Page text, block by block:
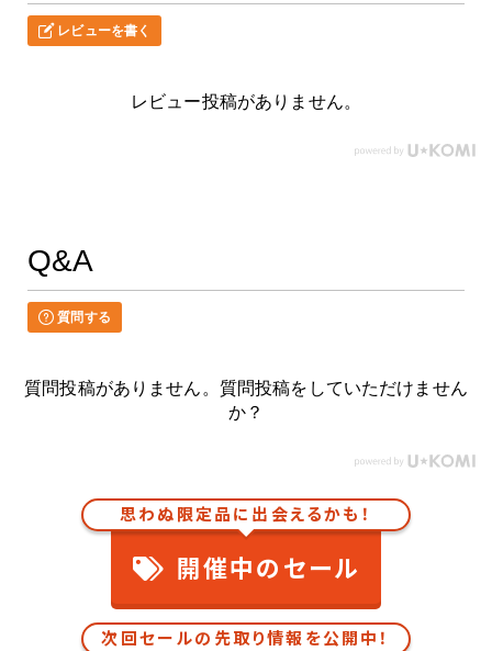
レビューを書く
レビュー投稿がありません。
Q&A
質問する
質問投稿がありません。質問投稿をしていただけません
か？
思わぬ限定品に出会えるかも！
開催中のセール
次回セールの先取り情報を公開中！